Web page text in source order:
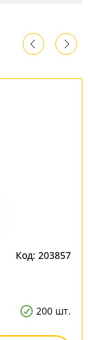
Код: 203857
200 шт.